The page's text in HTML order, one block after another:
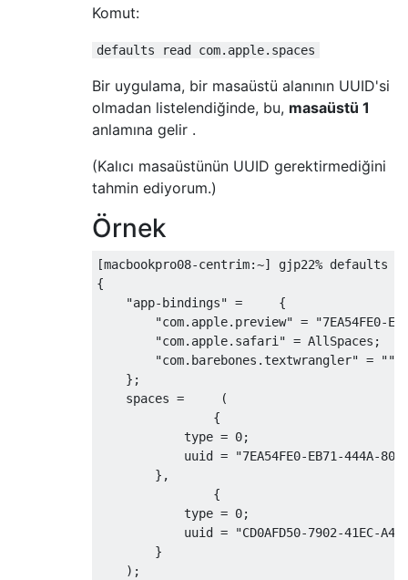
Komut:
defaults read com.apple.spaces
Bir uygulama, bir masaüstü alanının UUID'si
olmadan listelendiğinde, bu, masaüstü 1
anlamına gelir .
(Kalıcı masaüstünün UUID gerektirmediğini
tahmin ediyorum.)
Örnek
[macbookpro08-centrim:~] gjp22% defaults
{
    "app-bindings" =     {
"com.apple.preview" = "7EA54FE0-
        "com.apple.safari" = AllSpaces;
        "com.barebones.textwrangler" = "";
    };
    spaces =     (
                {
            type = 0;
uuid = "7EA54FE0-EB71-444A-
        },
                {
            type = 0;
uuid = "CD0AFD50-7902-41EC-
        }
    );